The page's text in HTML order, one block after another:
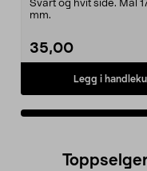
Svart og hvit side. Mål
mm.
35,00
Legg i